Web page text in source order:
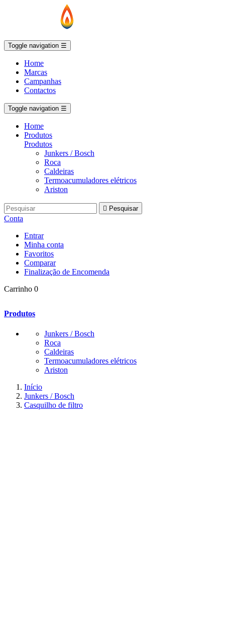
Toggle navigation ☰
Home
Marcas
Campanhas
Contactos
Toggle navigation ☰
Home
Produtos
Produtos
Junkers / Bosch
Roca
Caldeiras
Termoacumuladores elétricos
Ariston
 Pesquisar
Conta
Entrar
Minha conta
Favoritos
Comparar
Finalização de Encomenda
Carrinho 0
Produtos
Junkers / Bosch
Roca
Caldeiras
Termoacumuladores elétricos
Ariston
Início
Junkers / Bosch
Casquilho de filtro